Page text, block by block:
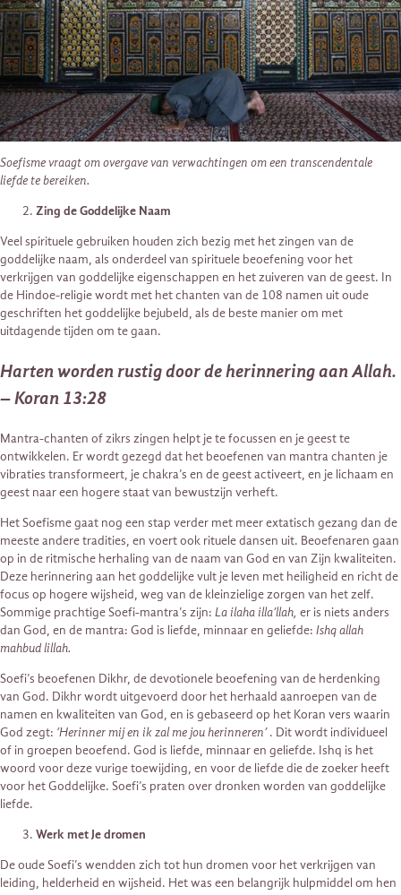
Soefisme vraagtomovergave van verwachtingen om een transcendentale
liefde te bereiken.
Zing de Goddelijke Naam
Veel spirituele gebruiken houden zich bezig met het zingen van de
goddelijke naam, als onderdeel van spirituele beoefening voor het
verkrijgen van goddelijke eigenschappen en het zuiveren van de geest. In
de Hindoe-religie wordt met het chanten van de 108 namen uit oude
geschriften het goddelijke bejubeld, als de beste manier om met
uitdagende tijden om te gaan.
Harten worden rustig door de herinnering aan Allah.
–Koran 13:28
Mantra-chanten of zikrs zingen helpt je te focussen en je geest te
ontwikkelen. Er wordt gezegd dat het beoefenen van mantra chanten je
vibraties transformeert, je chakra’s en de geest activeert, en je lichaam en
geest naar een hogere staat van bewustzijn verheft.
Het Soefisme gaat nog een stap verder met meer extatisch gezang dan de
meeste andere tradities, en voert ook rituele dansen uit. Beoefenaren gaan
op in de ritmische herhaling van de naam van God en van Zijn kwaliteiten.
Deze herinnering aan het goddelijke vult je leven met heiligheid en richt de
focus op hogere wijsheid, weg van de kleinzielige zorgen van het zelf.
Sommige prachtige Soefi-mantra’s zijn: La ilaha illa’llah, er is niets anders
dan God, en de mantra: God is liefde, minnaar en geliefde: Ishq allah
mahbud lillah.
Soefi’s beoefenen Dikhr, de devotionele beoefening van de herdenking
van God. Dikhr wordt uitgevoerd door het herhaald aanroepen van de
namen en kwaliteiten van God, en is gebaseerd op het Koran vers waarin
God zegt: ‘Herinner mij en ik zal me jou herinneren’. Dit wordt individueel
of in groepen beoefend. God is liefde, minnaar en geliefde. Ishq is het
woord voor deze vurige toewijding, en voor de liefde die de zoeker heeft
voor het Goddelijke. Soefi’s praten over dronken worden van goddelijke
liefde.
Werk met Je dromen
De oude Soefi’s wendden zich tot hun dromen voor het verkrijgen van
leiding, helderheid en wijsheid. Het was een belangrijk hulpmiddel om hen